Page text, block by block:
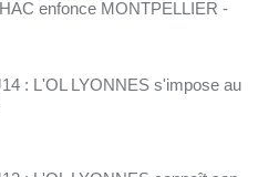
enfonce MONTPELLIER -
: L'OL LYONNES s'impose au